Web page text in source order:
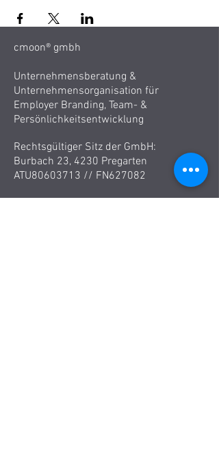
cmoon® gmbh
Unternehmensberatung &
Unternehmensorganisation für
Employer Branding, Team- &
Persönlichkeitsentwicklung
Rechtsgültiger Sitz der GmbH:
Burbach 23, 4230 Pregarten
ATU80603713 // FN627082